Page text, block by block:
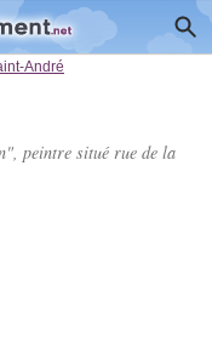
André
peintre situé rue de la